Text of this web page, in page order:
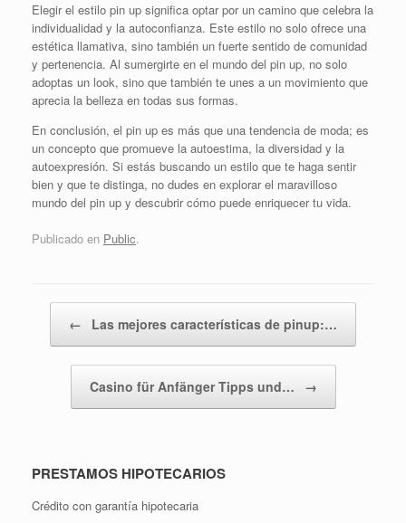
Elegir el estilo pin up significa optar por un camino que celebra la
individualidad y la autoconfianza. Este estilo no solo ofrece una
estética llamativa, sino también un fuerte sentido de comunidad
y pertenencia. Al sumergirte en el mundo del pin up, no solo
adoptas un look, sino que también te unes a un movimiento que
aprecia la belleza en todas sus formas.
En conclusión, el pin up es más que una tendencia de moda; es
un concepto que promueve la autoestima, la diversidad y la
autoexpresión. Si estás buscando un estilo que te haga sentir
bien y que te distinga, no dudes en explorar el maravilloso
mundo del pin up y descubrir cómo puede enriquecer tu vida.
Publicado en Public.
← Las mejores características de pinup:…
Casino für Anfänger Tipps und… →
PRESTAMOS HIPOTECARIOS
Crédito con garantía hipotecaria